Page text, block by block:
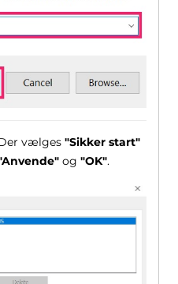
vælges"Sikker start"
og "OK".